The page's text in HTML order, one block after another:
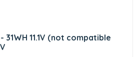
31WH 11.1V (not compatible